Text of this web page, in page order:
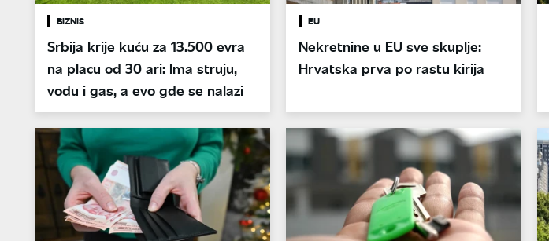
BIZNIS
Srbija krije kuću za 13.500 evra
na placu od 30 ari: Ima struju,
vodu i gas, a evo gde se nalazi
EU
Nekretnine u EU sve skuplje:
Hrvatska prva po rastu kirija